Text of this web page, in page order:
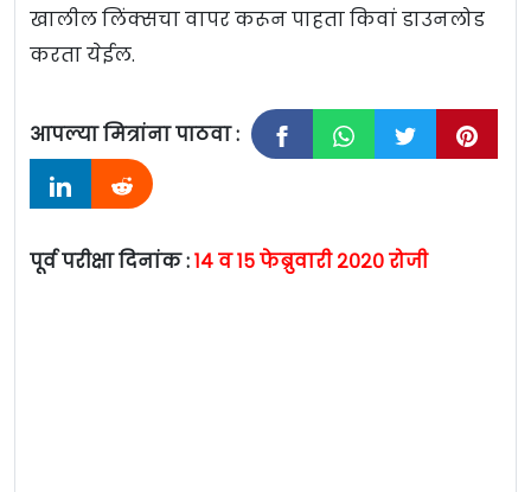
खालील लिंक्सचा वापर करून पाहता किवां डाउनलोड
करता येईल.
आपल्या मित्रांना पाठवा :
पूर्व परीक्षा दिनांक :१४ व १५ फेब्रुवारी २०२० रोजी